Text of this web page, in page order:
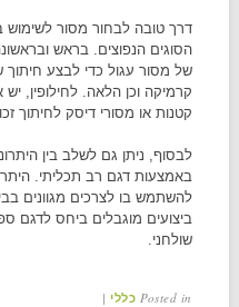
דרך טובה לבחור מסור לשימוש
הסוגים הנפוצים. בראש
של מסור עגול כדי לבצע
קרמיקה וכן הלאה. לחילופין,
קטנות או מסורי דיסק לחיתוך
לבסוף, ניתן גם לשלב בין
באמצעות דגם רב תכליתי.
להשתמש בו לצרכים מגוונים
ביצועים מוגבלים ביחס לדגם
שולחני.
Posted in כללי |